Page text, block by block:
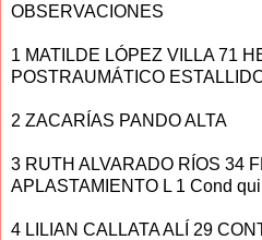
OBSERVACIONES
1 MATILDE LÓPEZ VILLA 71
POSTRAUMÁTICO
2 ZACARÍAS PANDO ALTA
3 RUTH ALVARADO RÍOS 34
APLASTAMIENTO L 1 Cond
4 LILIAN CALLATA ALÍ 29